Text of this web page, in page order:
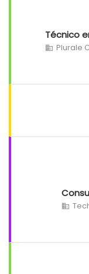
Técnico
Plurale